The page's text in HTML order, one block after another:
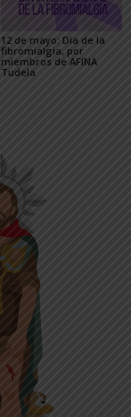
12 de mayo: Día de la
fibromialgia, por
miembros de AFINA
Tudela